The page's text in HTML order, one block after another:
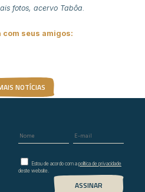
fotos, acervo Tabôa.
seus amigos:
NOTÍCIAS
Estou de acordo com a política de privacidade
deste website.